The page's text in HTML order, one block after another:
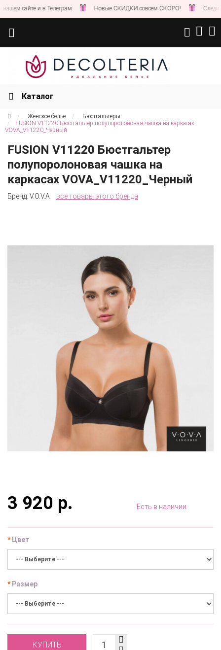
сайте и в Телеграм Новые СКИДКИ совсем СКОРО! Следите
Каталог
Женское белье
Бюстгальтеры
FUSION V11220 Бюстгальтер полупоролоновая чашка на каркасах
VOVA_V11220_Черный
FUSION V11220 Бюстгальтер
полупоролоновая чашка на
каркасах VOVA_V11220_Черный
Бренд: V.O.V.A все товары этого бренда
3 920 р. Есть в наличии
Цвет
Размер
КУПИТЬ